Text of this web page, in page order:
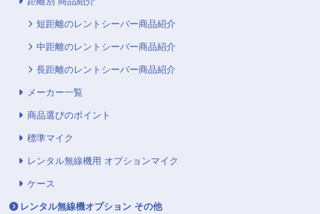
短距離のレントシーバー商品紹介
中距離のレントシーバー商品紹介
長距離のレントシーバー商品紹介
メーカー一覧
商品選びのポイント
標準マイク
レンタル無線機用 オプションマイク
ケース
レンタル無線機オプション その他